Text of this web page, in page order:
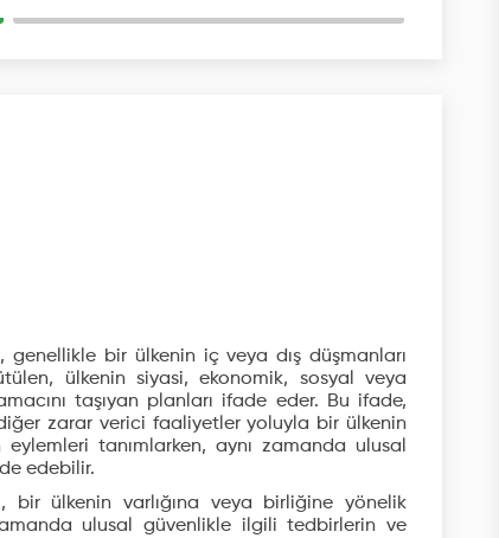
genellikle bir ülkenin iç veya dış düşmanları
ülkenin siyasi, ekonomik, sosyal veya
taşıyan planları ifade eder. Bu ifade,
zarar verici faaliyetler yoluyla bir ülkenin
tanımlarken, aynı zamanda ulusal
edebilir.
bir ülkenin varlığına veya birliğine yönelik
ulusal güvenlikle ilgili tedbirlerin ve